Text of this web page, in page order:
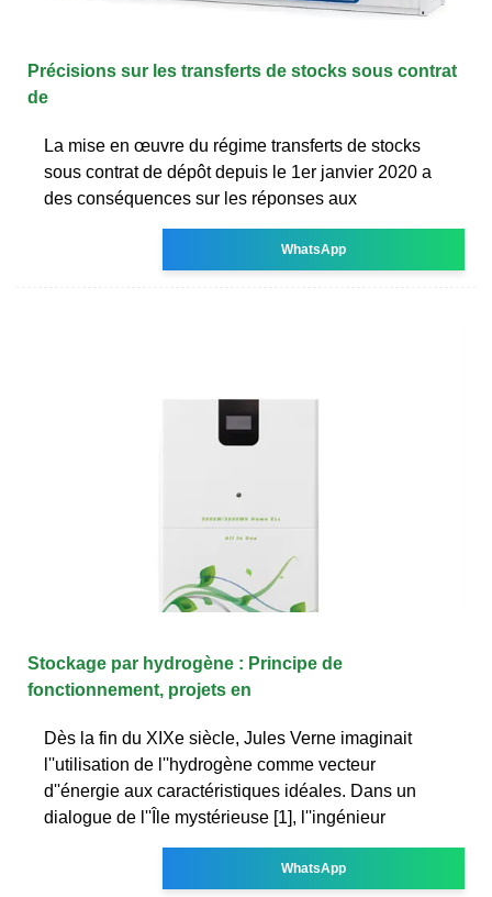
Précisions sur les transferts de stocks sous contrat
de
La mise en œuvre du régime transferts de stocks
sous contrat de dépôt depuis le 1er janvier 2020 a
des conséquences sur les réponses aux
WhatsApp
Stockage par hydrogène : Principe de
fonctionnement, projets en
Dès la fin du XIXe siècle, Jules Verne imaginait
l''utilisation de l''hydrogène comme vecteur
d''énergie aux caractéristiques idéales. Dans un
dialogue de l''Île mystérieuse [1], l''ingénieur
WhatsApp